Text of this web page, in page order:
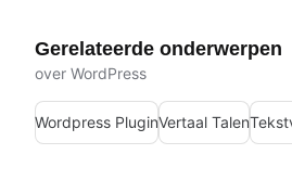
Gerelateerde onderwerpen
over WordPress
Wordpress PluginVertaal Talen